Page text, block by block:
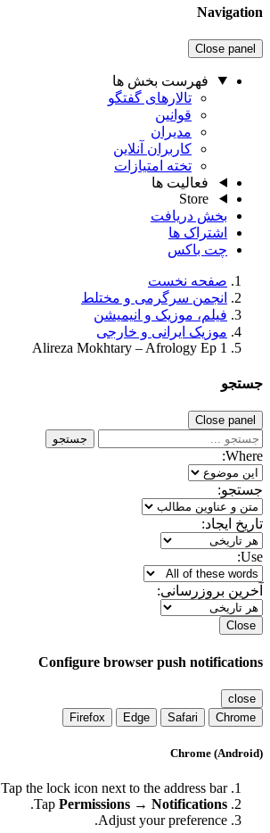
Navigation
Close panel
فهرست بخش ها
تالارهای گفتگو
قوانین
مدیران
کاربران آنلاین
تخته امتیازات
فعالیت ها
Store
بخش دریافت
اشتراک ها
چت باکس
صفحه نخست
انجمن سرگرمی و مختلط
فیلم، موزیک و انیمیشن
موزیک ایرانی و خارجی
Alireza Mokhtary – Afrology Ep 1
جستجو
Close panel
جستجو
Where:
جستجو:
تاریخ ایجاد:
Use:
آخرین بروزرسانی:
Close
Configure browser push notifications
close
Chrome
Safari
Edge
Firefox
Chrome (Android)
Tap the lock icon next to the address bar.
Tap Permissions → Notifications
.
Adjust your preference.